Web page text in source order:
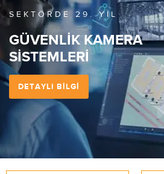
KONFOR VE GÜVENLİK
AKILLI EV
SİSTEMLERİ